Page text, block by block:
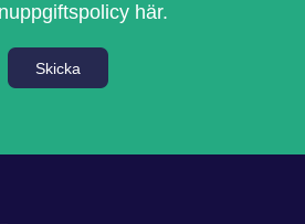
här.
Skicka